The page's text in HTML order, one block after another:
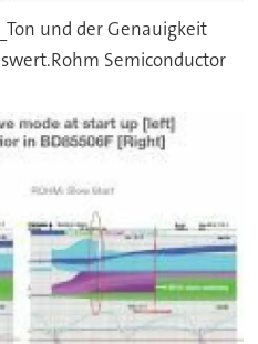
und der Genauigkeit
Semiconductor